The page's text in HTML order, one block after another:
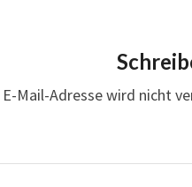
E-Mail-Adresse wird nicht